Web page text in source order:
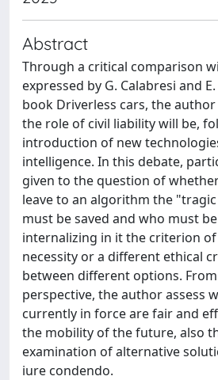
Abstract
Through a critical comparison
expressed by G. Calabresi and
book Driverless cars, the
the role of civil liability will be,
introduction of new
intelligence. In this debate,
given to the question of
leave to an algorithm the
must be saved and who must
internalizing in it the criterion
necessity or a different ethical
between different options.
perspective, the author assess
currently in force are fair and
the mobility of the future, also
examination of alternative
iure condendo.